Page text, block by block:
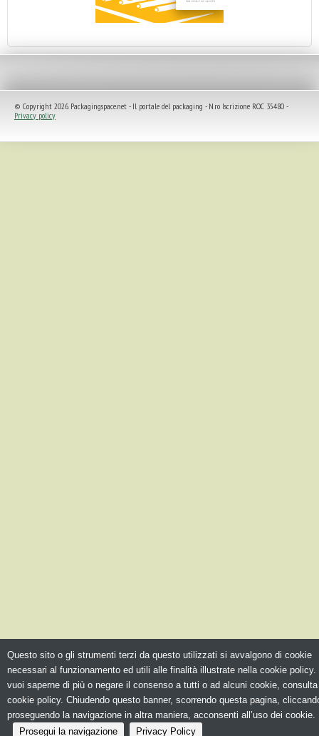
© Copyright 2026. Packagingspace.net - Il portale del packaging - N.ro Iscrizione ROC 35480 -
Privacy policy
Questo sito o gli strumenti terzi da questo utilizzati si avvalgono di cookie
necessari al funzionamento ed utili alle finalità illustrate nella cookie policy.
vuoi saperne di più o negare il consenso a tutti o ad alcuni cookie,
cookie policy. Chiudendo questo banner, scorrendo questa pagina,
proseguendo la navigazione in altra maniera, acconsenti all’uso dei cookie.
Prosegui la navigazione
Privacy Policy